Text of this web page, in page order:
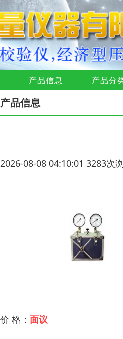
产品信息 产品分
产品信息
2026-08-08 04:10:01 3283次
价 格： 面议